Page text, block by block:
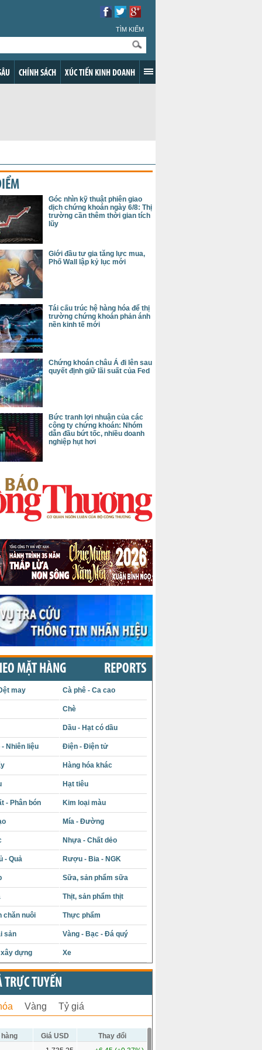
TÌM KIẾM
CHÍNH SÁCH XÚC TIẾN KINH DOANH
Góc nhìn kỹ thuật phiên giao
dịch chứng khoán ngày 6/8: Thị
trường cần thêm thời gian tích
lũy
Giới đầu tư gia tăng lực mua,
Phố Wall lập kỷ lục mới
Tái cấu trúc hệ hàng hóa để thị
trường chứng khoán phản ánh
nền kinh tế mới
Chứng khoán châu Á đi lên sau
quyết định giữ lãi suất của Fed
Bức tranh lợi nhuận của các
công ty chứng khoán: Nhóm
dẫn đầu bứt tốc, nhiều doanh
nghiệp hụt hơi
MẶT HÀNG REPORTS
may Cà phê - Ca cao
Chè
Dầu - Hạt có dầu
- Nhiên liệu Điện - Điện tử
Hàng hóa khác
Hạt tiêu
- Phân bón Kim loại màu
Mía - Đường
Nhựa - Chất dẻo
- Quả Rượu - Bia - NGK
Sữa, sản phẩm sữa
Thịt, sản phẩm thịt
chăn nuôi Thực phẩm
sản Vàng - Bạc - Đá quý
dựng Xe
TRỰC TUYẾN
Vàng Tỷ giá
Giá USD
Thay đổi